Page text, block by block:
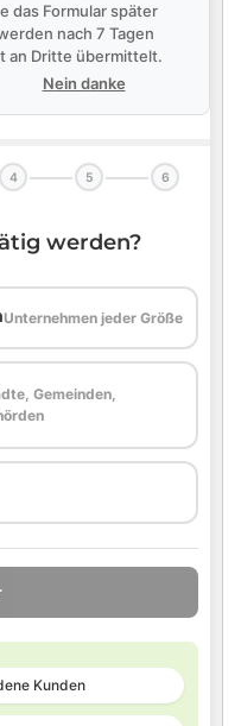
das Formular später
nach 7 Tagen
an Dritte übermittelt.
Nein danke
4 5 6
werden?
Unternehmen jeder Größe
Gemeinden,
Kunden